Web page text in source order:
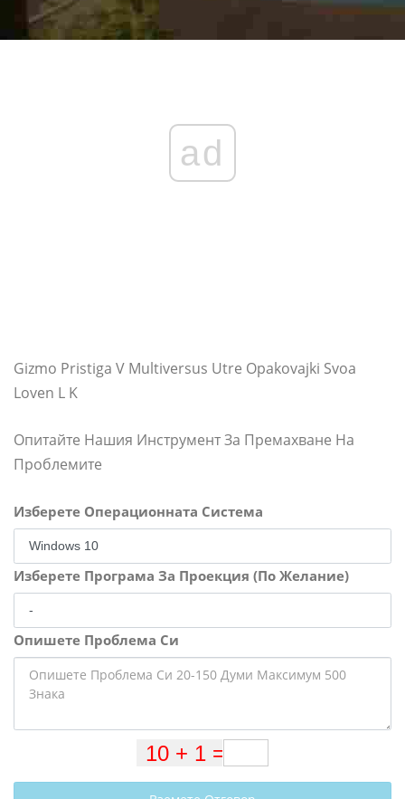
ad
Gizmo Pristiga V Multiversus Utre Opakovajki Svoa
Loven L K
Опитайте Нашия Инструмент За Премахване На
Проблемите
Изберете Операционната Система
Изберете Програма За Проекция (По Желание)
Опишете Проблема Си